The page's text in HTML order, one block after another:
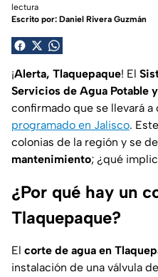
lectura
Escrito por: Daniel Rivera Guzmán
¡Alerta, Tlaquepaque! El
Servicios de Agua Potable
confirmado que se llevará a
programado en Jalisco.
colonias de la región y se
mantenimiento; ¿qué
¿Por qué hay un
Tlaquepaque?
El corte de agua en
instalación de una válvula